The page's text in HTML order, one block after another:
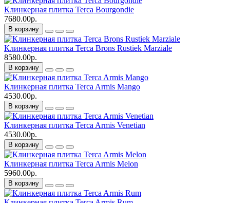
Клинкерная плитка Terca Bourgondie
7680.00р.
В корзину
Клинкерная плитка Terca Brons Rustiek Marziale
8580.00р.
В корзину
Клинкерная плитка Terca Armis Mango
4530.00р.
В корзину
Клинкерная плитка Terca Armis Venetian
4530.00р.
В корзину
Клинкерная плитка Terca Armis Melon
5960.00р.
В корзину